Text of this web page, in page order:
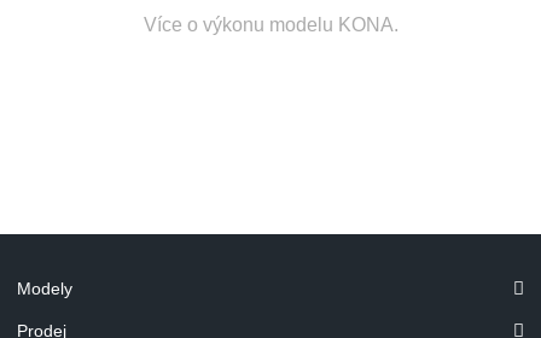
Více o výkonu modelu KONA.
Modely
Prodej